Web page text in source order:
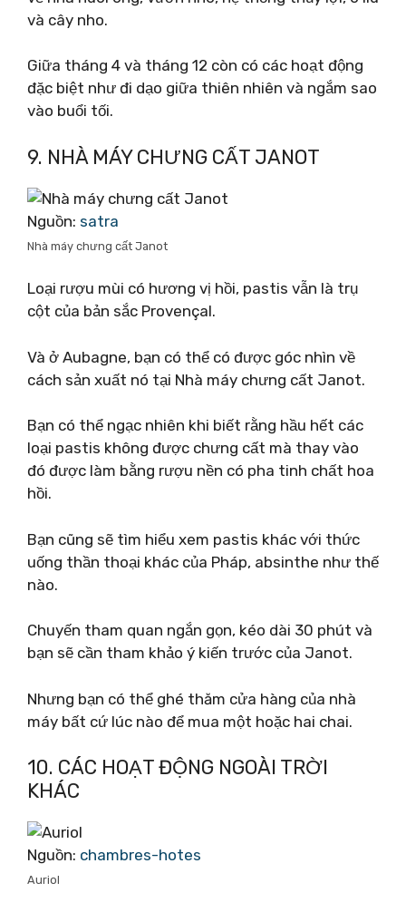
và cây nho.
Giữa tháng 4 và tháng 12 còn có các hoạt động
đặc biệt như đi dạo giữa thiên nhiên và ngắm sao
vào buổi tối.
9. NHÀ MÁY CHƯNG CẤT JANOT
Nguồn: satra
Nhà máy chưng cất Janot
Loại rượu mùi có hương vị hồi, pastis vẫn là trụ
cột của bản sắc Provençal.
Và ở Aubagne, bạn có thể có được góc nhìn về
cách sản xuất nó tại Nhà máy chưng cất Janot.
Bạn có thể ngạc nhiên khi biết rằng hầu hết các
loại pastis không được chưng cất mà thay vào
đó được làm bằng rượu nền có pha tinh chất hoa
hồi.
Bạn cũng sẽ tìm hiểu xem pastis khác với thức
uống thần thoại khác của Pháp, absinthe như thế
nào.
Chuyến tham quan ngắn gọn, kéo dài 30 phút và
bạn sẽ cần tham khảo ý kiến ​​trước của Janot.
Nhưng bạn có thể ghé thăm cửa hàng của nhà
máy bất cứ lúc nào để mua một hoặc hai chai.
10. CÁC HOẠT ĐỘNG NGOÀI TRỜI
KHÁC
Nguồn: chambres-hotes
Auriol